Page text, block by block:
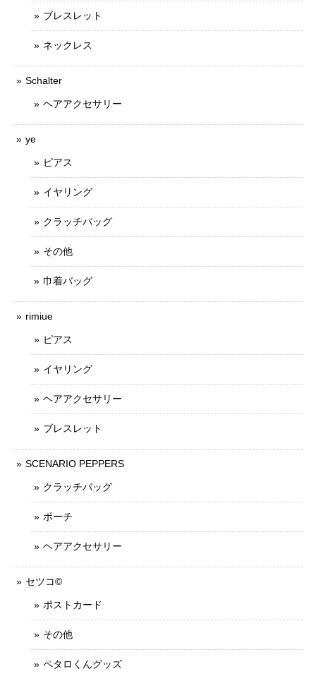
ブレスレット
ネックレス
Schalter
ヘアアクセサリー
ye
ピアス
イヤリング
クラッチバッグ
その他
巾着バッグ
rimiue
ピアス
イヤリング
ヘアアクセサリー
ブレスレット
SCENARIO PEPPERS
クラッチバッグ
ポーチ
ヘアアクセサリー
セツコ©
ポストカード
その他
ペタロくんグッズ